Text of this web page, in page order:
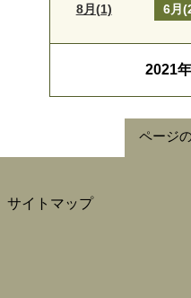
8月(1) 6月
2021年
ページ
サイトマップ